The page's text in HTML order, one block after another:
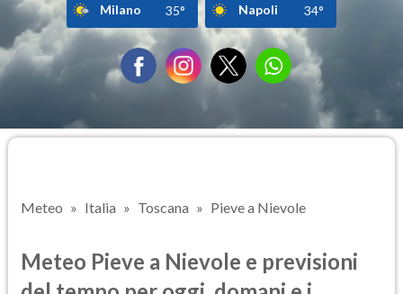
Milano 35° Napoli 34°
Meteo Italia Toscana Pieve a Nievole
Meteo Pieve a Nievole e previsioni